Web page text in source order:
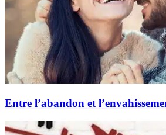
Entre l’abandon et